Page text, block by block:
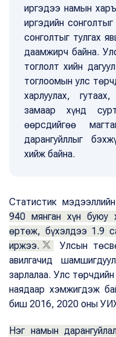
иргэдээ намын
иргэдийн
сонголтыг тулгах
даамжирч байна.
тоглолт хийн
тоглоомын улс
харлуулах,
замаар хүнд
өөрсдийгөө
дарангуйллыг
хийж байна.
Статистик
940 мянган хүн буюу
өртөж, бүхэлдээ 1.9
иржээ.
Улсын
авилгачид
зарлалаа. Улс
наядаар хэмжигдэж
биш 2016, 2020 оны
Нэг намын